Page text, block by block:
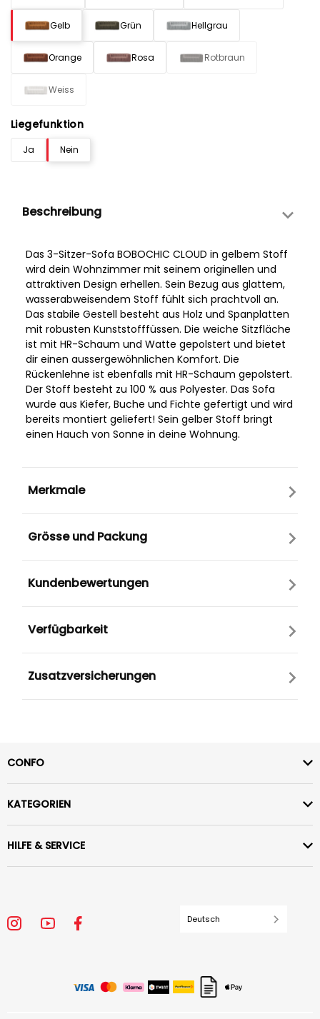
Gelb Grün Hellgrau
Orange Rosa Rotbraun
Weiss
Liegefunktion
Ja Nein
Beschreibung
Das 3-Sitzer-Sofa BOBOCHIC CLOUD in gelbem Stoff
wird dein Wohnzimmer mit seinem originellen und
attraktiven Design erhellen. Sein Bezug aus glattem,
wasserabweisendem Stoff fühlt sich prachtvoll an.
Das stabile Gestell besteht aus Holz und Spanplatten
mit robusten Kunststofffüssen. Die weiche Sitzfläche
ist mit HR-Schaum und Watte gepolstert und bietet
dir einen aussergewöhnlichen Komfort. Die
Rückenlehne ist ebenfalls mit HR-Schaum gepolstert.
Der Stoff besteht zu 100 % aus Polyester. Das Sofa
wurde aus Kiefer, Buche und Fichte gefertigt und wird
bereits montiert geliefert! Sein gelber Stoff bringt
einen Hauch von Sonne in deine Wohnung.
Merkmale
Grösse und Packung
Kundenbewertungen
Verfügbarkeit
Zusatzversicherungen
CONFO
KATEGORIEN
HILFE & SERVICE
Deutsch